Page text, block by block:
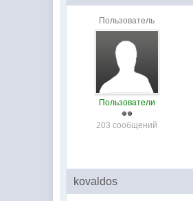
Пользователь
Пользователи
203 сообщений
kovaldos